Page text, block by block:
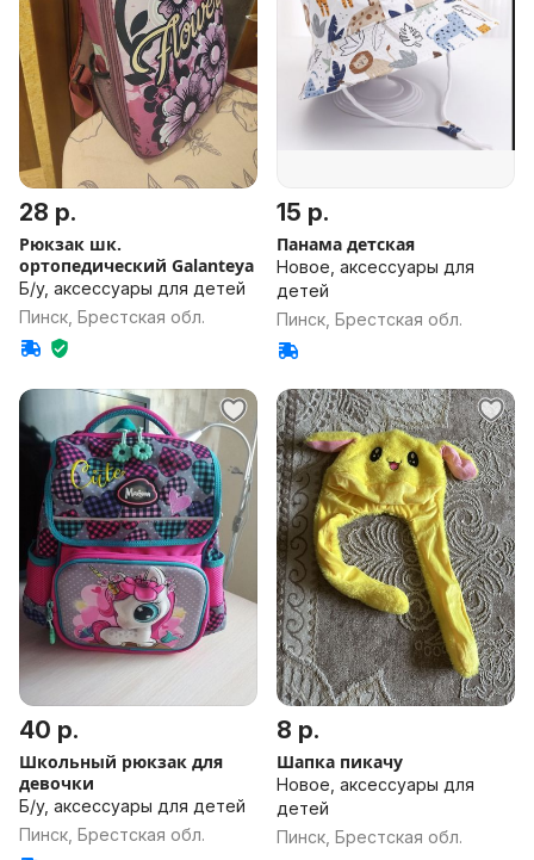
28 р.
Рюкзак шк.
ортопедический Galanteya
Б/у, аксессуары для детей
Пинск, Брестская обл.
15 р.
Панама детская
Новое, аксессуары для
детей
Пинск, Брестская обл.
40 р.
Школьный рюкзак для
девочки
Б/у, аксессуары для детей
Пинск, Брестская обл.
8 р.
Шапка пикачу
Новое, аксессуары для
детей
Пинск, Брестская обл.